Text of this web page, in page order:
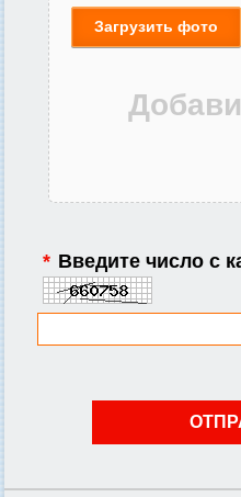
Загрузить фото
* Введите число с